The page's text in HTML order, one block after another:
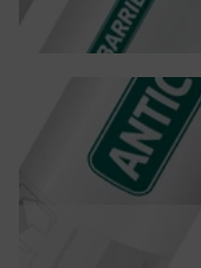
хидроизолация